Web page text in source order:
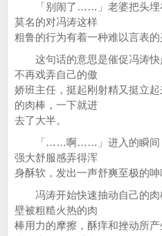
「别闹了……」老婆把头埋
莫名的对冯涛这样
粗鲁的行为有着一种难以言表的
这句话的意思是催促冯涛快
不再戏弄自己的傲
娇班主任，挺起刚射精又挺立
的肉棒，一下就进
去了大半。
「……啊……」进入的瞬间，
强大舒服感弄得浑
身酥软，发出一声舒爽至极的呻
冯涛开始快速抽动自己的肉
壁被粗糙火热的肉
棒用力的摩擦，酥痒和挫动所